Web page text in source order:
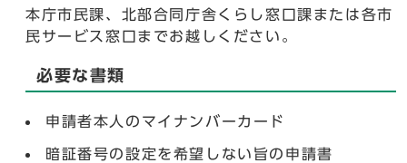
本庁市民課、北部合同庁舎くらし窓口課または各市
民サービス窓口までお越しください。
必要な書類
申請者本人のマイナンバーカード
暗証番号の設定を希望しない旨の申請書